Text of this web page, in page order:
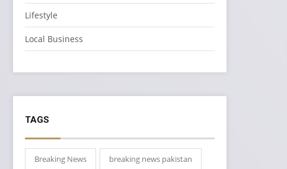
Lifestyle
Local Business
TAGS
Breaking News breaking news pakistan